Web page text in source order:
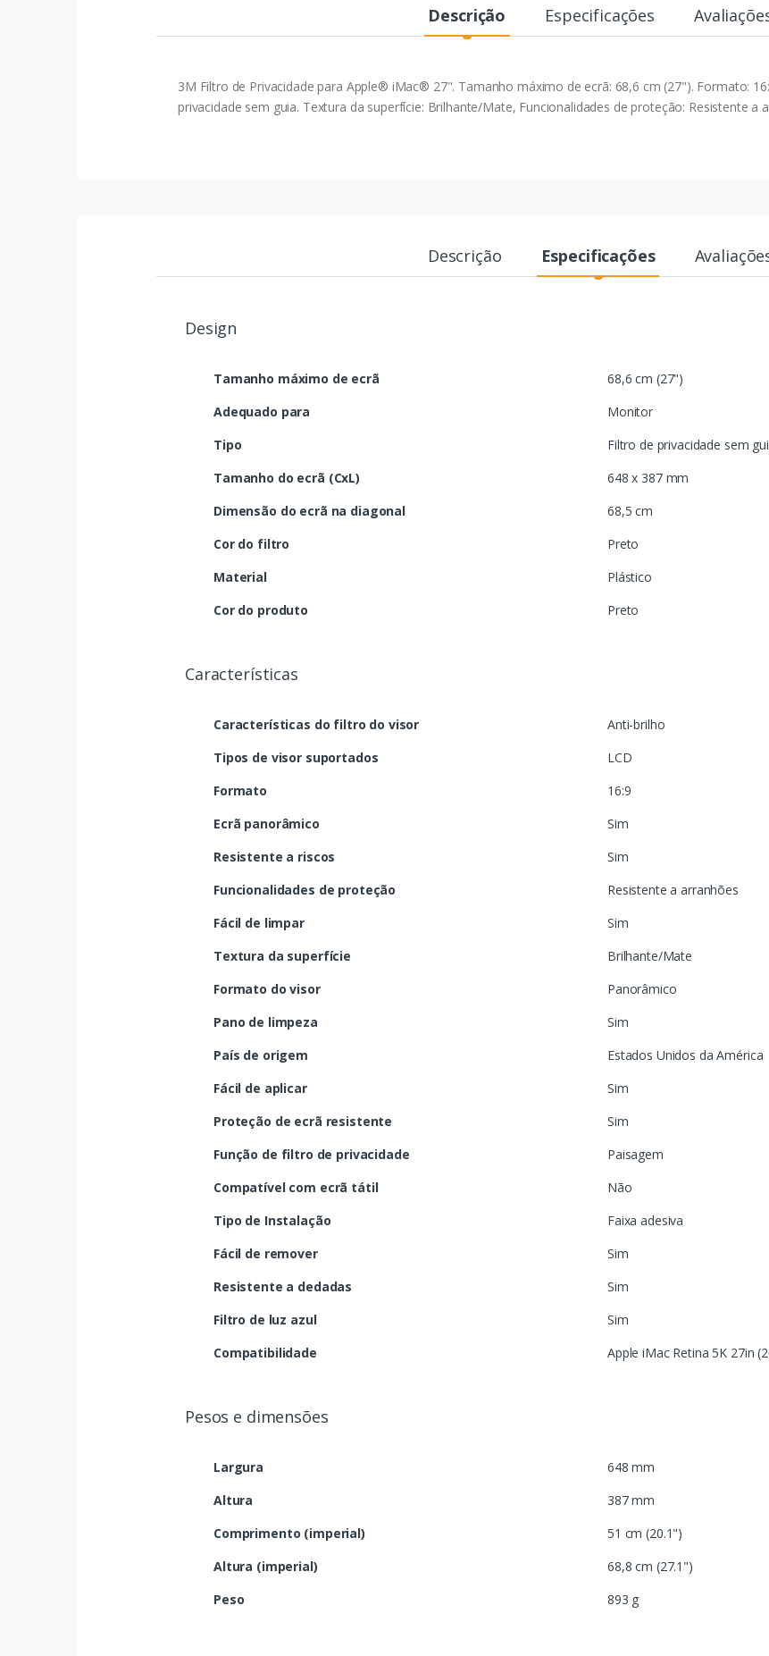
Descrição Especificações
3M Filtro de Privacidade para Apple® iMac® 27". Tamanho máximo de ecrã: 68,6 cm (27"). Formato:
privacidade sem guia. Textura da superfície: Brilhante/Mate, Funcionalidades de proteção: Resistente a
Descrição Especificações
Design
Tamanho máximo de ecrã
68,6 cm (27")
Adequado para
Monitor
Tipo
Filtro de privacidade sem
Tamanho do ecrã (CxL)
648 x 387 mm
Dimensão do ecrã na diagonal
68,5 cm
Cor do filtro
Preto
Material
Plástico
Cor do produto
Preto
Características
Características do filtro do visor
Anti-brilho
Tipos de visor suportados
LCD
Formato
16:9
Ecrã panorâmico
Sim
Resistente a riscos
Sim
Funcionalidades de proteção
Resistente a arranhões
Fácil de limpar
Sim
Textura da superfície
Brilhante/Mate
Formato do visor
Panorâmico
Pano de limpeza
Sim
País de origem
Estados Unidos da América
Fácil de aplicar
Sim
Proteção de ecrã resistente
Sim
Função de filtro de privacidade
Paisagem
Compatível com ecrã tátil
Não
Tipo de Instalação
Faixa adesiva
Fácil de remover
Sim
Resistente a dedadas
Sim
Filtro de luz azul
Sim
Compatibilidade
Apple iMac Retina 5K 27in
Pesos e dimensões
Largura
648 mm
Altura
387 mm
Comprimento (imperial)
51 cm (20.1")
Altura (imperial)
68,8 cm (27.1")
Peso
893 g